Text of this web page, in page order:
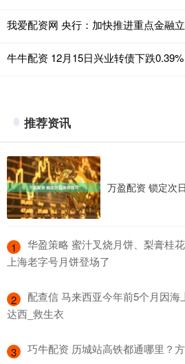
我爱配资网 央行：加快推进重点金融
牛牛配资 12月15日兴业转债下跌
推荐资讯
万盈配资 锁定次
1
华盈策略 蜜汁叉烧月饼、梨膏桂
上海老字号月饼登场了
2
配查信 马来西亚今年前5个月因海
达西_救生衣
3 巧牛配资 历城站高铁都通哪里？